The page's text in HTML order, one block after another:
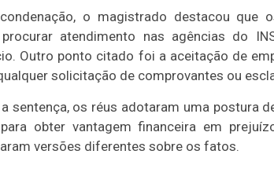
o magistrado destacou que
procurar atendimento nas agências do
Outro ponto citado foi a aceitação de
solicitação de comprovantes ou
sentença, os réus adotaram uma postura
obter vantagem financeira em
versões diferentes sobre os fatos.